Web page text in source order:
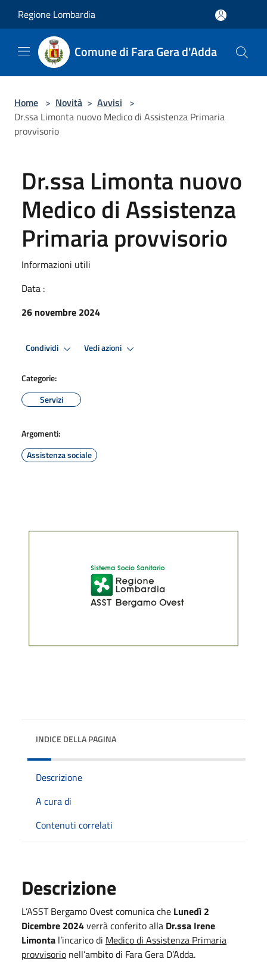
Regione Lombardia
Comune di Fara Gera d'Adda
Home > Novità > Avvisi >
Dr.ssa Limonta nuovo Medico di Assistenza Primaria
provvisorio
Dr.ssa Limonta nuovo
Medico di Assistenza
Primaria provvisorio
Informazioni utili
Data :
26 novembre 2024
Condividi Vedi azioni
Categorie:
Servizi
Argomenti:
Assistenza sociale
INDICE DELLA PAGINA
Descrizione
A cura di
Contenuti correlati
Descrizione
L’ASST Bergamo Ovest comunica che Lunedì 2
Dicembre 2024verrà conferito alla Dr.ssa Irene
Limonta l’incarico di Medico di Assistenza Primaria
provvisorio nell’ambito di Fara Gera D’Adda.